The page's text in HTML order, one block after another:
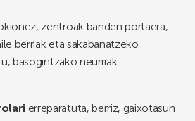
zentroak banden portaera,
berriak eta sakabanatzeko
basogintzako neurriak
erreparatuta, berriz, gaixotasun